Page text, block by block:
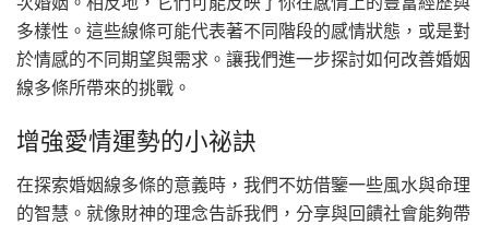
多樣性。這些線條可能代表著不同階段的感情狀態，或是對
於情感的不同期望與需求。讓我們進一步探討如何改善婚姻
線多條所帶來的挑戰。
增強愛情運勢的小祕訣
在探索婚姻線多條的意義時，我們不妨借鑒一些風水與命理
的智慧。就像財神的理念告訴我們，分享與回饋社會能夠帶